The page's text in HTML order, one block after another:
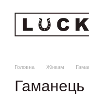
Головна Жінкам
Гаманець